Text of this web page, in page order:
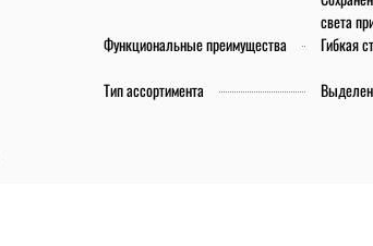
Функциональные преимущества
света
Гибкая
Тип ассортимента